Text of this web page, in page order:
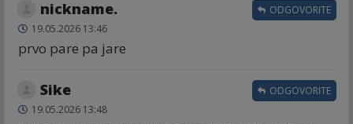
nickname.
19.05.2026 13:46
prvo pare pa jare
ODGOVORITE
Sike
19.05.2026 13:48
ODGOVORITE